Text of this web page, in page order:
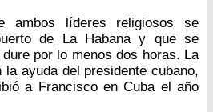
ambos líderes religiosos se
de La Habana y que se
por lo menos dos horas. La
la ayuda del presidente cubano,
a Francisco en Cuba el año